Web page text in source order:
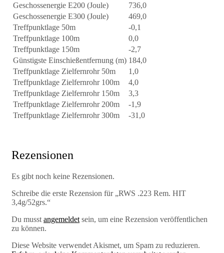
Geschossenergie E200 (Joule)
736,0
Geschossenergie E300 (Joule)
469,0
Treffpunktlage 50m
-0,1
Treffpunktlage 100m
0,0
Treffpunktlage 150m
-2,7
Günstigste Einschießentfernung (m) 184,0
Treffpunktlage Zielfernrohr 50m
1,0
Treffpunktlage Zielfernrohr 100m
4,0
Treffpunktlage Zielfernrohr 150m
3,3
Treffpunktlage Zielfernrohr 200m
-1,9
Treffpunktlage Zielfernrohr 300m
-31,0
Rezensionen
Es gibt noch keine Rezensionen.
Schreibe die erste Rezension für „RWS .223 Rem. HIT
3,4g/52grs.“
Du musst angemeldet sein, um eine Rezension veröffentlichen
zu können.
Diese Website verwendet Akismet, um Spam zu reduzieren.